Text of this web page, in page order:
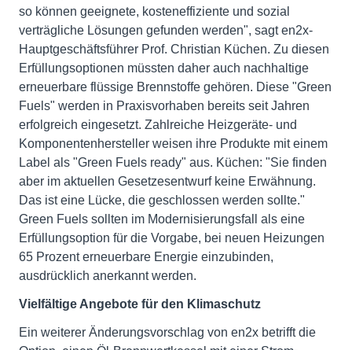
so können geeignete, kosteneffiziente und sozial
verträgliche Lösungen gefunden werden", sagt en2x-
Hauptgeschäftsführer Prof. Christian Küchen. Zu diesen
Erfüllungsoptionen müssten daher auch nachhaltige
erneuerbare flüssige Brennstoffe gehören. Diese "Green
Fuels" werden in Praxisvorhaben bereits seit Jahren
erfolgreich eingesetzt. Zahlreiche Heizgeräte- und
Komponentenhersteller weisen ihre Produkte mit einem
Label als "Green Fuels ready" aus. Küchen: "Sie finden
aber im aktuellen Gesetzesentwurf keine Erwähnung.
Das ist eine Lücke, die geschlossen werden sollte."
Green Fuels sollten im Modernisierungsfall als eine
Erfüllungsoption für die Vorgabe, bei neuen Heizungen
65 Prozent erneuerbare Energie einzubinden,
ausdrücklich anerkannt werden.
Vielfältige Angebote für den Klimaschutz
Ein weiterer Änderungsvorschlag von en2x betrifft die